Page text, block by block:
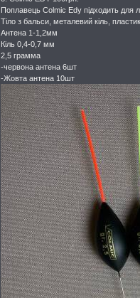
Поплавець Colmic Edy підходить
Тіло з бальси, металевий кіль,
Антена 1-1,2мм
Кіль 0,4-0,7 мм
2,5 грамма
-червона антена 6шт
-Жовта антена 10шт